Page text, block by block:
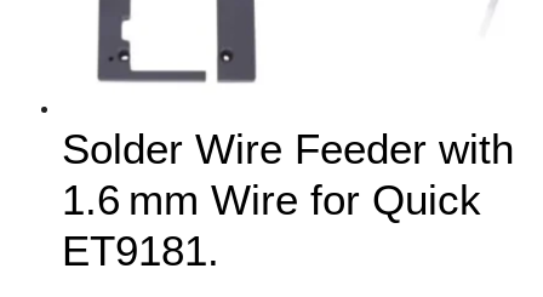
Solder Wire Feeder with
1.6 mm Wire for Quick
ET9181.